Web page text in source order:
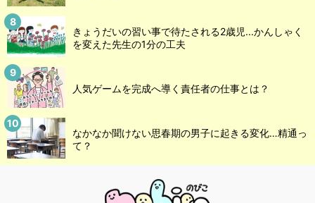
きょうだいの習い事で待たされる2歳児...かんしゃく
を変えた先生の1分の工夫
人気ゲームを完成へ導く責任者の仕事とは？
なかなか聞けない思春期の男子に起きる変化…精通っ
て？